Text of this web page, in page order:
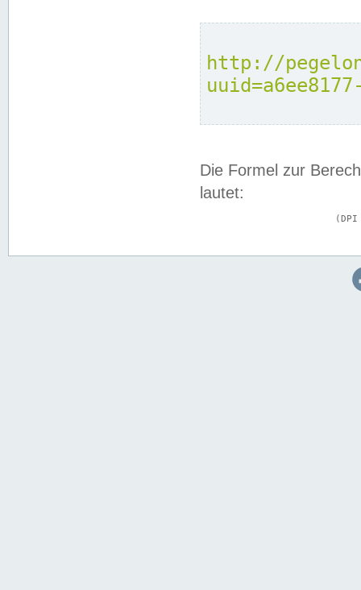
http://
Die Formel zur
lautet: